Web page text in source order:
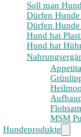
Soll man
Dürfen
Dürfen Hunde
Hund hat
Hund hat
MSM
Hundeprodukte